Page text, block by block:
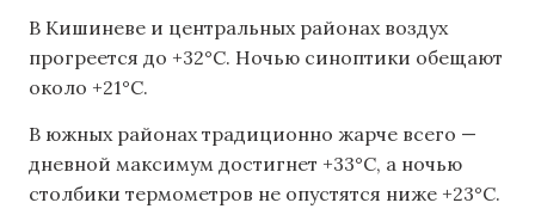
В Кишиневе и центральных районах воздух
прогреется до +32°C. Ночью синоптики обещают
около +21°C.
В южных районах традиционно жарче всего —
дневной максимум достигнет +33°C, а ночью
столбики термометров не опустятся ниже +23°C.